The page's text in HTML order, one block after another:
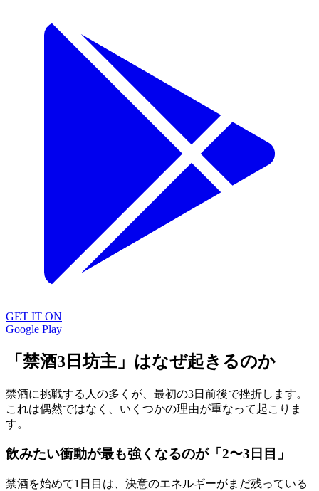
GET IT ON
Google Play
「禁酒3日坊主」はなぜ起きるのか
禁酒に挑戦する人の多くが、最初の3日前後で挫折します。
これは偶然ではなく、いくつかの理由が重なって起こりま
す。
飲みたい衝動が最も強くなるのが「2〜3日目」
禁酒を始めて1日目は、決意のエネルギーがまだ残っている